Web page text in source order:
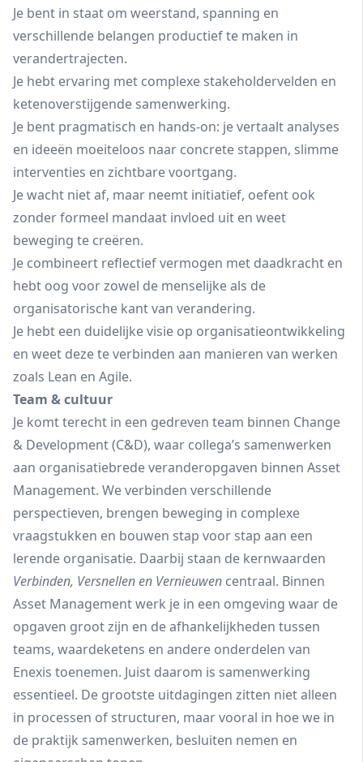
Je bent in staat om weerstand, spanning en
verschillende belangen productief te maken in
verandertrajecten.
Je hebt ervaring met complexe stakeholdervelden en
ketenoverstijgende samenwerking.
Je bent pragmatisch en hands-on: je vertaalt analyses
en ideeën moeiteloos naar concrete stappen, slimme
interventies en zichtbare voortgang.
Je wacht niet af, maar neemt initiatief, oefent ook
zonder formeel mandaat invloed uit en weet
beweging te creëren.
Je combineert reflectief vermogen met daadkracht en
hebt oog voor zowel de menselijke als de
organisatorische kant van verandering.
Je hebt een duidelijke visie op organisatieontwikkeling
en weet deze te verbinden aan manieren van werken
zoals Lean en Agile.
Team & cultuur
Je komt terecht in een gedreven team binnen Change
& Development (C&D), waar collega’s samenwerken
aan organisatiebrede veranderopgaven binnen Asset
Management. We verbinden verschillende
perspectieven, brengen beweging in complexe
vraagstukken en bouwen stap voor stap aan een
lerende organisatie. Daarbij staan de kernwaarden
Verbinden, Versnellen en Vernieuwen centraal. Binnen
Asset Management werk je in een omgeving waar de
opgaven groot zijn en de afhankelijkheden tussen
teams, waardeketens en andere onderdelen van
Enexis toenemen. Juist daarom is samenwerking
essentieel. De grootste uitdagingen zitten niet alleen
in processen of structuren, maar vooral in hoe we in
de praktijk samenwerken, besluiten nemen en